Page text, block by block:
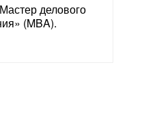
делового
(MBA).